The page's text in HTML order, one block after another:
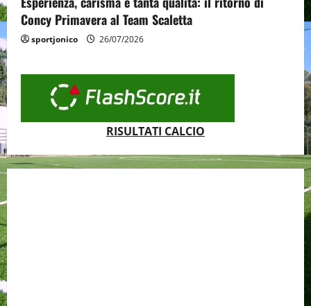
Concy Primavera al Team Scaletta
sportjonico 26/07/2026
RISULTATI CALCIO